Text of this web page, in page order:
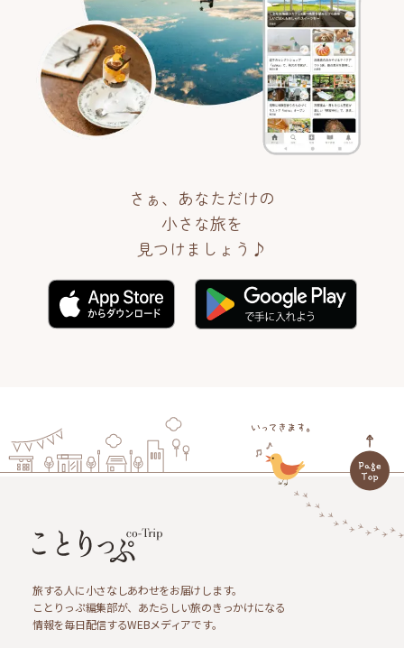
さぁ、あなただけの
小さな旅を
見つけましょう♪
旅する人に小さなしあわせをお届けします。
ことりっぷ編集部が、あたらしい旅のきっかけになる
情報を毎日配信するWEBメディアです。